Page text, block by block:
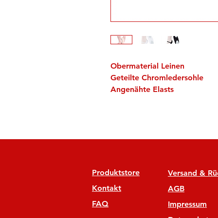
Obermaterial Leinen
Geteilte Chromledersohle
Angenähte Elasts
Produktstore
Kontakt
FAQ
Versand &
AGB
Impressum